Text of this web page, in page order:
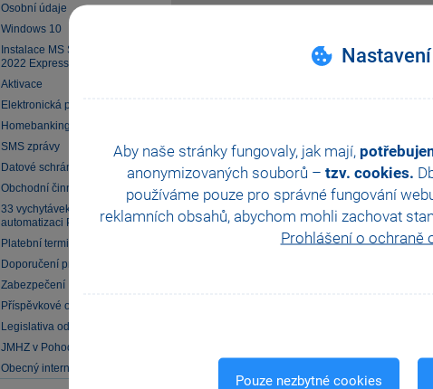
Aby naše stránky fungovaly, jak mají,
anonymizovaných souborů – tzv. cookies.
používáme pouze pro správné fungování
reklamních obsahů, abychom mohli zachovat
Prohlášení o ochraně
Pouze nezbytné cookies
Osobní údaje
Windows 10
Instalace MS SQL Server
2022 Express
Aktivace
Elektronická podání
Homebanking
SMS zprávy
Datové schránky
Obchodní činnost
33 vychytávek pro
automatizaci Pohody
Platební terminály
Doporučení pro zálohování
Zabezpečení
Příspěvkové organizace
Legislativa od 1. 1. 2024
JMHZ v Pohodě a Pamice
Obecný internetový obchod